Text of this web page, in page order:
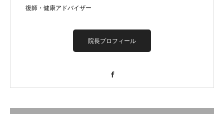
復師・健康アドバイザー
院長プロフィール